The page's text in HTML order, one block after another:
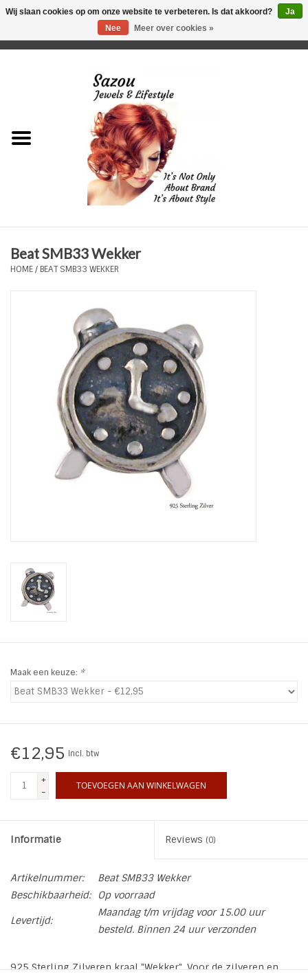
Just for Him
Plus Size Sieraden
Tassen en meer
Haaraccesoires
Zonnebrillen
Ohlala Jewels
LIFESTYLE PRODUCTEN
Beat SMB33 Wekker
HOME/ BEAT SMB33 WEKKER
Maak een keuze: *
€12,95 Incl. btw
+
-
TOEVOEGEN AAN WINKELWAGEN
Informatie Reviews (0)
Artikelnummer:
Beat SMB33 Wekker
Beschikbaarheid:
Op voorraad
Levertijd:
Maandag t/m vrijdag voor 15.00 uur
besteld. Binnen 24 uur verzonden
925 Sterling Zilveren kraal "Wekker". Voor de zilveren en
Wij slaan cookies op om onze website te verbeteren. Is dat akkoord?
Ja
Nee
Meer over cookies »